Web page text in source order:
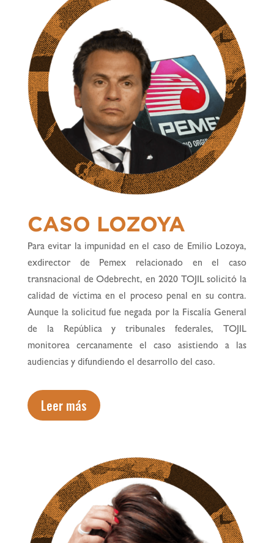
CASO LOZOYA
Para evitar la impunidad en el caso de Emilio Lozoya,
exdirector de Pemex relacionado en el caso
transnacional de Odebrecht, en 2020 TOJIL solicitó la
calidad de víctima en el proceso penal en su contra.
Aunque la solicitud fue negada por la Fiscalía General
de la República y tribunales federales, TOJIL
monitorea cercanamente el caso asistiendo a las
audiencias y difundiendo el desarrollo del caso.
Leer más